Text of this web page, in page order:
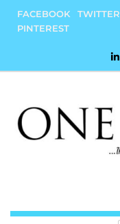
content
FACEBOOK TWITTER
PINTEREST